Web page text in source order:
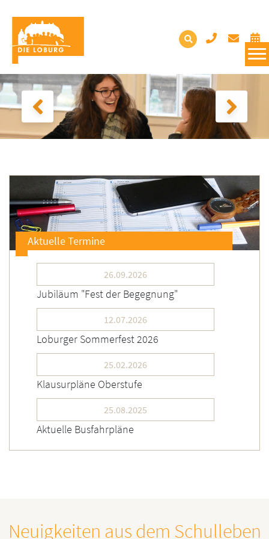
Aktuelle Termine
26.09.2026
Jubiläum "Fest der Begegnung"
12.07.2026
Loburger Sommerfest 2026
25.02.2026
Klausurpläne Oberstufe
25.08.2025
Aktuelle Busfahrpläne
Neuigkeiten aus dem Schulleben